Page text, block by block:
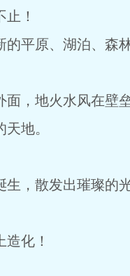
！
的平原、湖泊、
，地火水风在壁
地。
，散发出璀璨的光
化！